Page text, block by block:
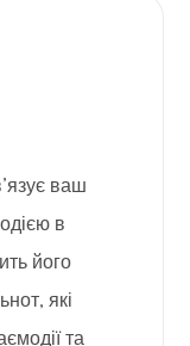
ваш
в
його
які
та